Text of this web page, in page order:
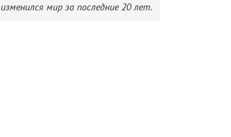
изменился мир за последние 20 лет.